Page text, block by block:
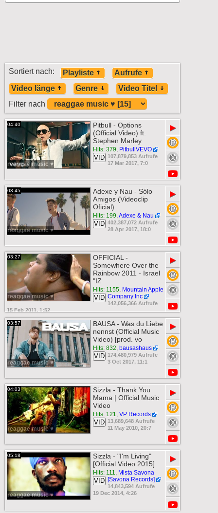
Sortiert nach: Playliste
Aufrufe
Video länge
Genre
Video Titel
Filter nach
04:40
reaggae music ♥
Pitbull - Options
(Official Video) ft.
Stephen Marley
Hits: 379, PitbullVEVO
VID 107,879,853 Aufrufe
17 Mar 2017, 7:0
▶
03:45
reaggae music ♥
Adexe y Nau - Sólo
Amigos (Videoclip
Oficial)
Hits: 199,Adexe & Nau
VID 402,387,072 Aufrufe
28 Apr 2017, 18:0
▶
03:27
reaggae music ♥
OFFICIAL -
Somewhere Over the
Rainbow 2011 - Israel
"IZ
Hits: 1155, Mountain Apple
Company Inc
VID
142,056,366 Aufrufe
15 Feb 2011, 1:52
▶
03:57
reaggae music ♥
BAUSA - Was du Liebe
nennst (Official Music
Video) [prod. vo
Hits: 832, bausashaus
VID 174,480,979 Aufrufe
3 Oct 2017, 11:1
▶
04:03
reaggae music ♥
Sizzla - Thank You
Mama | Official Music
Video
Hits: 121, VP Records
VID 13,689,648 Aufrufe
11 May 2010, 20:7
▶
05:18
reaggae music ♥
Sizzla - "I'm Living"
[Official Video 2015]
Hits: 111, Mista Savona
[Savona Records]
VID
14,843,594 Aufrufe
19 Dec 2014, 4:26
▶